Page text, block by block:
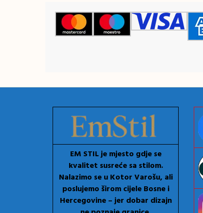
EM STIL je mjesto gdje se
kvalitet susreće sa stilom.
Nalazimo se u Kotor Varošu, ali
poslujemo širom cijele Bosne i
Hercegovine – jer dobar dizajn